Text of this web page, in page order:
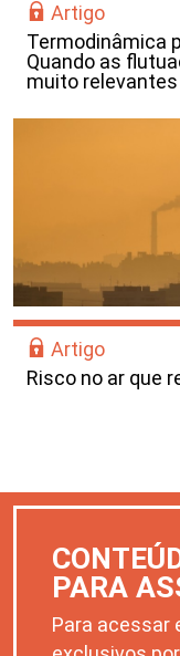
Artigo
Termodinâmica
Quando as
muito relevantes
Artigo
Risco no ar que
PARA
Para acessar